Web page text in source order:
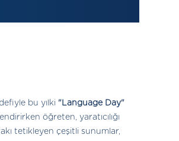
bu yılki "Language Day"
öğreten, yaratıcılığı
tetikleyen çeşitli sunumlar,